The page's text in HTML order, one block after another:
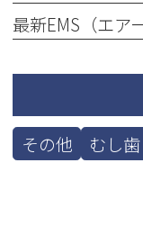
その他 むし歯